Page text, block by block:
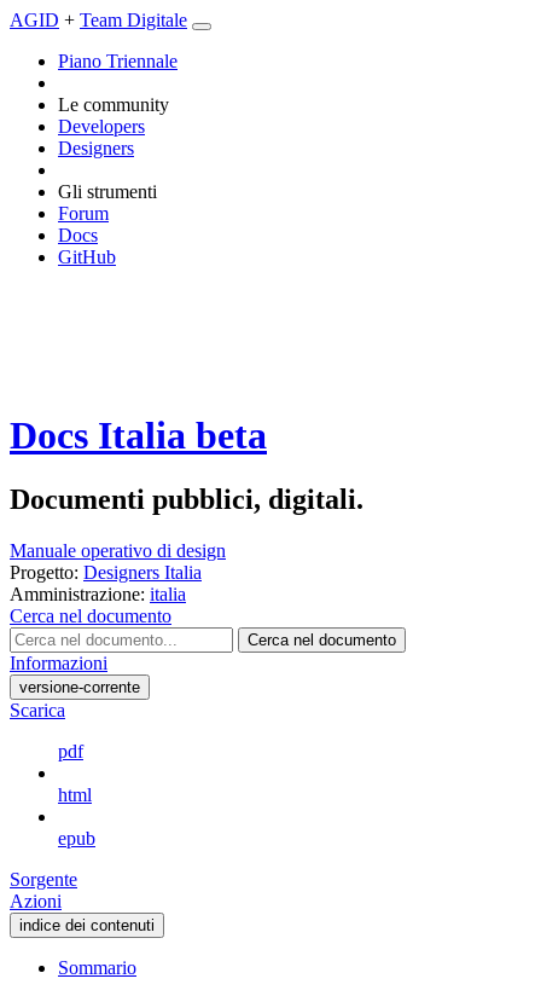
AGID + Team Digitale
Piano Triennale
Le community
Developers
Designers
Gli strumenti
Forum
Docs
GitHub
Docs Italia beta
Documenti pubblici, digitali.
Manuale operativo di design
Progetto: Designers Italia
Amministrazione: italia
Cerca nel documento
Cerca nel documento
Informazioni
versione-corrente
Scarica
pdf
html
epub
Sorgente
Azioni
indice dei contenuti
Sommario